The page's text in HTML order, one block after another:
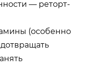
— реторт-
(особенно